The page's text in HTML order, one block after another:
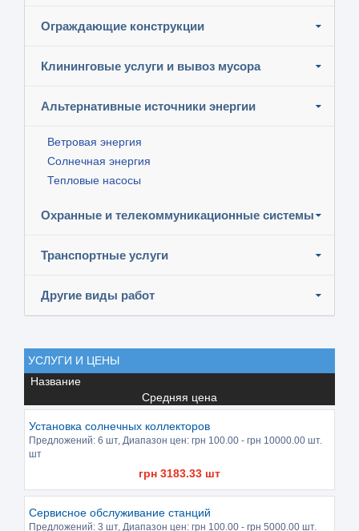
Ограждающие конструкции
Клининговые услуги и вывоз мусора
Альтернативные источники энергии
Ветровая энергия
Солнечная энергия
Тепловые насосы
Охранные и телекоммуникационные системы
Транспортные услуги
Другие виды работ
УСЛУГИ И ЦЕНЫ
Название
Средняя цена
Установка солнечных коллекторов
Предложений: 6 шт, Диапазон цен: грн 100.00 - грн 10000.00 шт.
шт
грн 3183.33 шт
Сервисное обслуживание станций
Предложений: 3 шт, Диапазон цен: грн 100.00 - грн 5000.00 шт.